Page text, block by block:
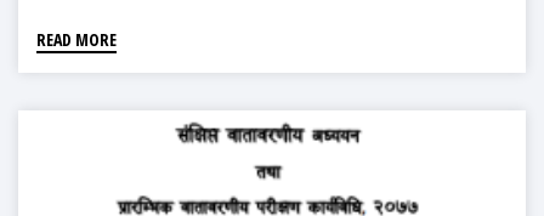
READ MORE